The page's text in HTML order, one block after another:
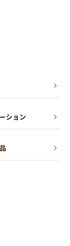
ション